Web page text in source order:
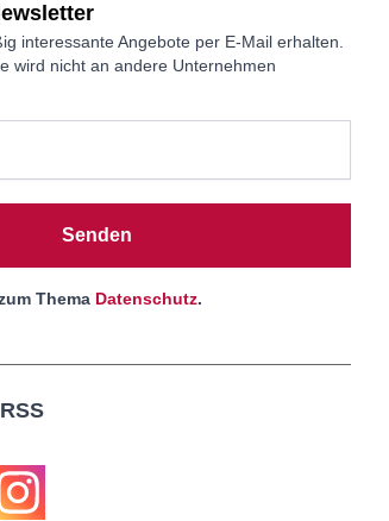
interessante Angebote per E-Mail erhalten.
wird nicht an andere Unternehmen
Senden
Thema Datenschutz.